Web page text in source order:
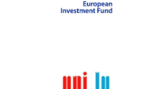
Lars Heikensten
Lucas Papademos